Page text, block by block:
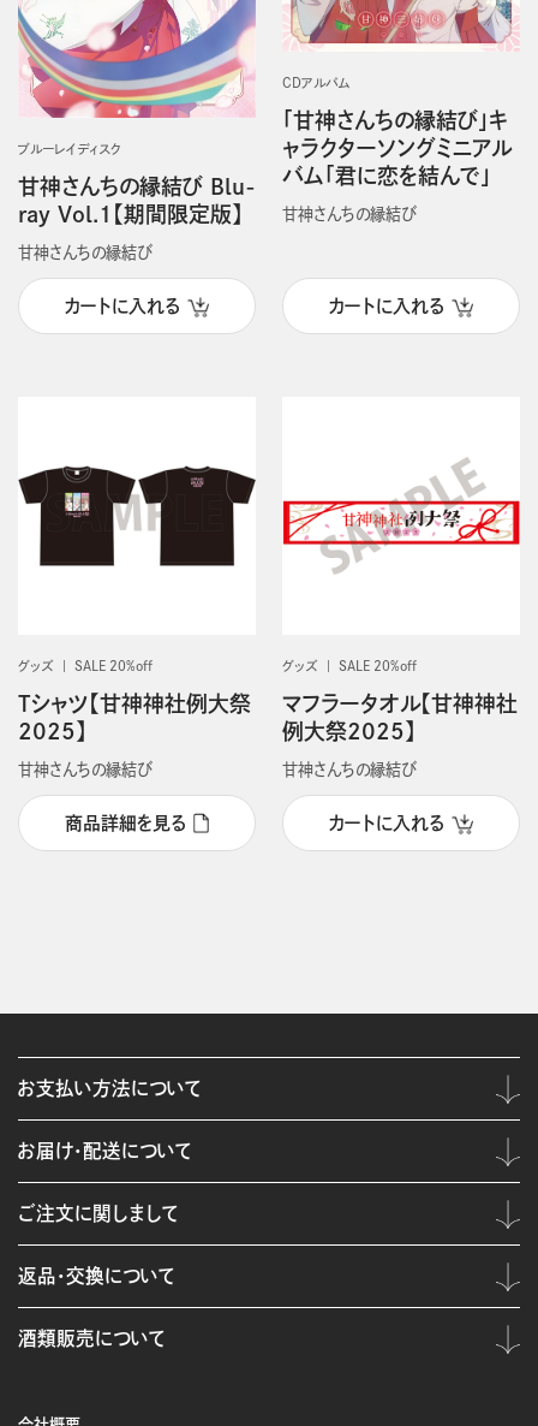
ブルーレイディスク
甘神さんちの縁結び Blu-
ray Vol.1【期間限定版】
甘神さんちの縁結び
カートに入れる
CDアルバム
「甘神さんちの縁結び」キ
ャラクターソングミニアル
バム「君に恋を結んで」
甘神さんちの縁結び
カートに入れる
グッズ SALE 20%off
Tシャツ【甘神神社例大祭
2025】
甘神さんちの縁結び
商品詳細を見る
グッズ SALE 20%off
マフラータオル【甘神神社
例大祭2025】
甘神さんちの縁結び
カートに入れる
お支払い方法について
お届け・配送について
ご注文に関しまして
返品・交換について
酒類販売について